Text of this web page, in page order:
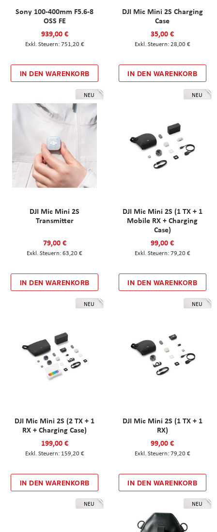
Sony 100-400mm F5.6-8
OSS FE
939,00 €
751,20 €
IN DEN WARENKORB
DJI Mic Mini 2S Charging
Case
35,00 €
28,00 €
IN DEN WARENKORB
NEU
DJI Mic Mini 2S
Transmitter
79,00 €
63,20 €
IN DEN WARENKORB
NEU
DJI Mic Mini 2S (1 TX + 1
Mobile RX + Charging
Case)
99,00 €
79,20 €
IN DEN WARENKORB
NEU
DJI Mic Mini 2S (2 TX + 1
RX + Charging Case)
199,00 €
159,20 €
IN DEN WARENKORB
NEU
DJI Mic Mini 2S (1 TX + 1
RX)
99,00 €
79,20 €
IN DEN WARENKORB
NEU NEU